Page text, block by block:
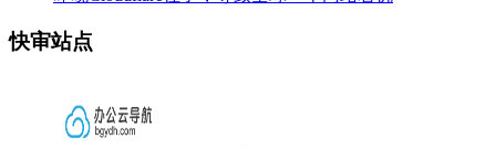
快审站点